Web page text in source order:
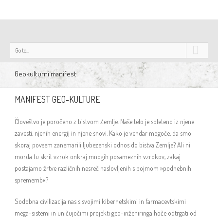
Go to...
Geokulturni manifest
MANIFEST GEO-KULTURE
Človeštvo je poročeno z bistvom Zemlje. Naše telo je spleteno iz njene
zavesti, njenih energij in njene snovi. Kako je vendar mogoče, da smo
skoraj povsem zanemarili ljubezenski odnos do bistva Zemlje? Ali ni
morda tu skrit vzrok onkraj mnogih posameznih vzrokov, zakaj
postajamo žrtve različnih nesreč naslovljenih s pojmom »podnebnih
sprememb«?
Sodobna civilizacija nas s svojimi kibernetskimi in farmacevtskimi
mega-sistemi in uničujočimi projekti geo-inženiringa hoče odtrgati od